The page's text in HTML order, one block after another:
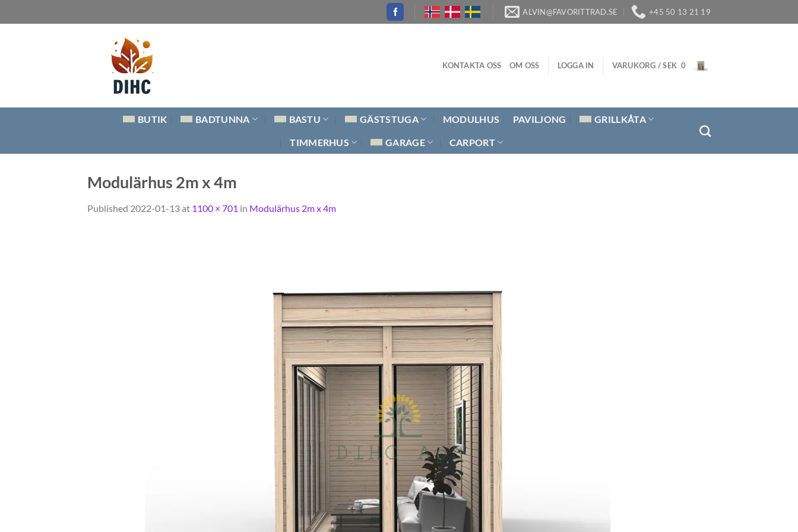
to
ALVIN@FAVORITTRAD.SE +45 50 13 21 19
KONTAKTA OSS OM OSS LOGGA IN VARUKORG /SEK 0
BUTIK BADTUNNA BASTU GÄSTSTUGA MODULHUS PAVILJONG GRILLKÅTA
TIMMERHUS GARAGE CARPORT
Modulärhus 2m x 4m
Published 2022-01-13at 1100 × 701 in Modulärhus 2m x 4m